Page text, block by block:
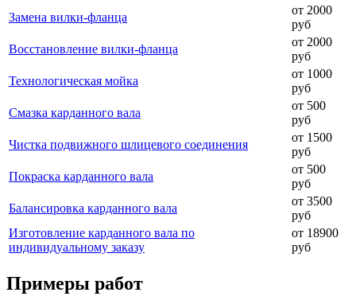
Замена вилки-фланца
от 2000
руб
Восстановление вилки-фланца
от 2000
руб
Технологическая мойка
от 1000
руб
Смазка карданного вала
от 500
руб
Чистка подвижного шлицевого соединения
от 1500
руб
Покраска карданного вала
от 500
руб
Балансировка карданного вала
от 3500
руб
Изготовление карданного вала по
индивидуальному заказу
от 18900
руб
Примеры работ